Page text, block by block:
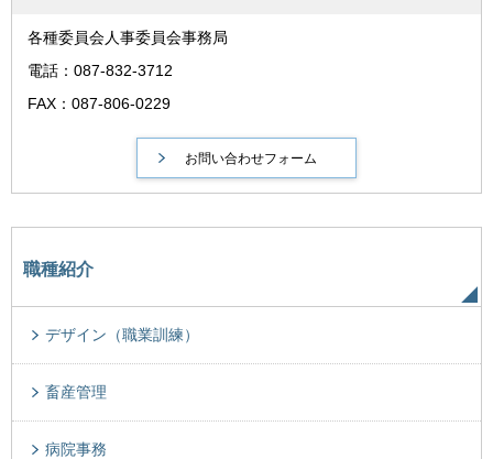
各種委員会人事委員会事務局
電話：087-832-3712
FAX：087-806-0229
職種紹介
デザイン（職業訓練）
畜産管理
病院事務